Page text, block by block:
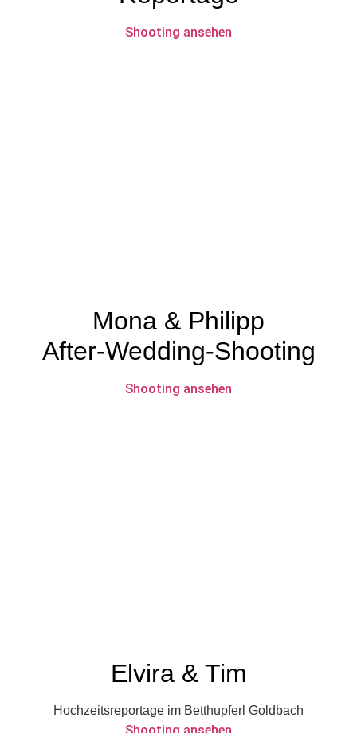
Shooting ansehen
Mona & Philipp
After-Wedding-Shooting
Shooting ansehen
Elvira & Tim
Hochzeitsreportage im Betthupferl Goldbach